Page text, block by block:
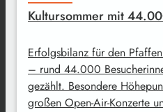
Kultursommer mit
Erfolgsbilanz für den
– rund 44.000
gezählt. Besondere
großen Open-Air-Konzerte